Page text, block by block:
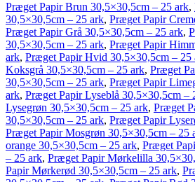
Præget Papir Brun 30,5×30,5cm – 25 ark,
30,5×30,5cm – 25 ark, Præget Papir
Præget Papir Grå 30,5×30,5cm – 25 ark,
30,5×30,5cm – 25 ark, Præget Papir
ark, Præget Papir Hvid 30,5×30,5cm – 25
Koksgrå 30,5×30,5cm – 25 ark, Præget
30,5×30,5cm – 25 ark, Præget Papir
ark, Præget Papir Lyseblå 30,5×30,5cm –
Lysegrøn 30,5×30,5cm – 25 ark, Præget
30,5×30,5cm – 25 ark, Præget Papir
Præget Papir Mosgrøn 30,5×30,5cm – 25
orange 30,5×30,5cm – 25 ark, Præget
– 25 ark, Præget Papir Mørkelilla
Papir Mørkerød 30,5×30,5cm – 25 ark,